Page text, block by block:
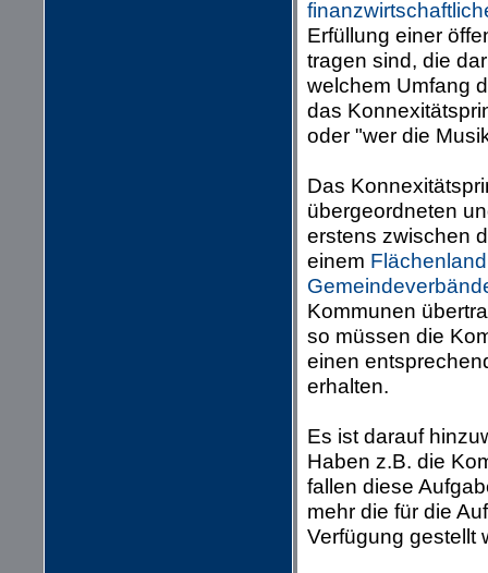
Erfüllung einer
tragen sind, die
welchem Umfang
das
oder "wer die
Das
übergeordneten
erstens zwischen
einem Flächenland
Kommunen
so müssen die
einen
erhalten.
Es ist darauf
Haben z.B. die
fallen diese
mehr die für die
Verfügung gestellt